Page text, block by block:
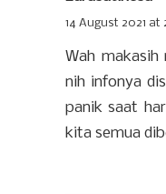
14 August 2021 at
Wah makasih
nih infonya
panik saat
kita semua